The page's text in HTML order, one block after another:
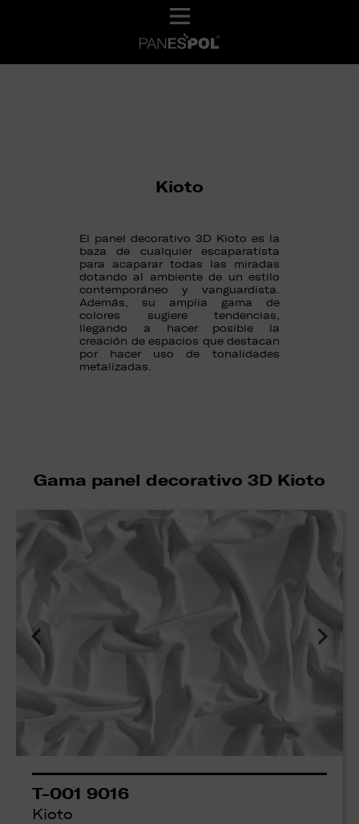
Kioto
El panel decorativo 3D Kioto es la
baza de cualquier escaparatista
para acaparar todas las miradas
dotando al ambiente de un estilo
contemporáneo y vanguardista.
Además, su amplia gama de
colores sugiere tendencias,
llegando a hacer posible la
creación de espacios que destacan
por hacer uso de tonalidades
metalizadas.
Gama panel decorativo 3D Kioto
T-001 9016
Kioto